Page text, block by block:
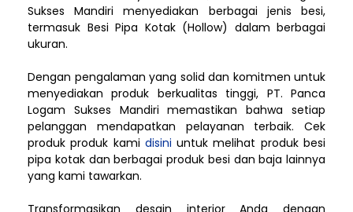
Sukses Mandiri menyediakan berbagai jenis besi,
termasuk Besi Pipa Kotak (Hollow) dalam berbagai
ukuran.
Dengan pengalaman yang solid dan komitmen untuk
menyediakan produk berkualitas tinggi, PT. Panca
Logam Sukses Mandiri memastikan bahwa setiap
pelanggan mendapatkan pelayanan terbaik. Cek
produk produk kami disini untuk melihat produk besi
pipa kotak dan berbagai produk besi dan baja lainnya
yang kami tawarkan.
Transformasikan desain interior Anda dengan